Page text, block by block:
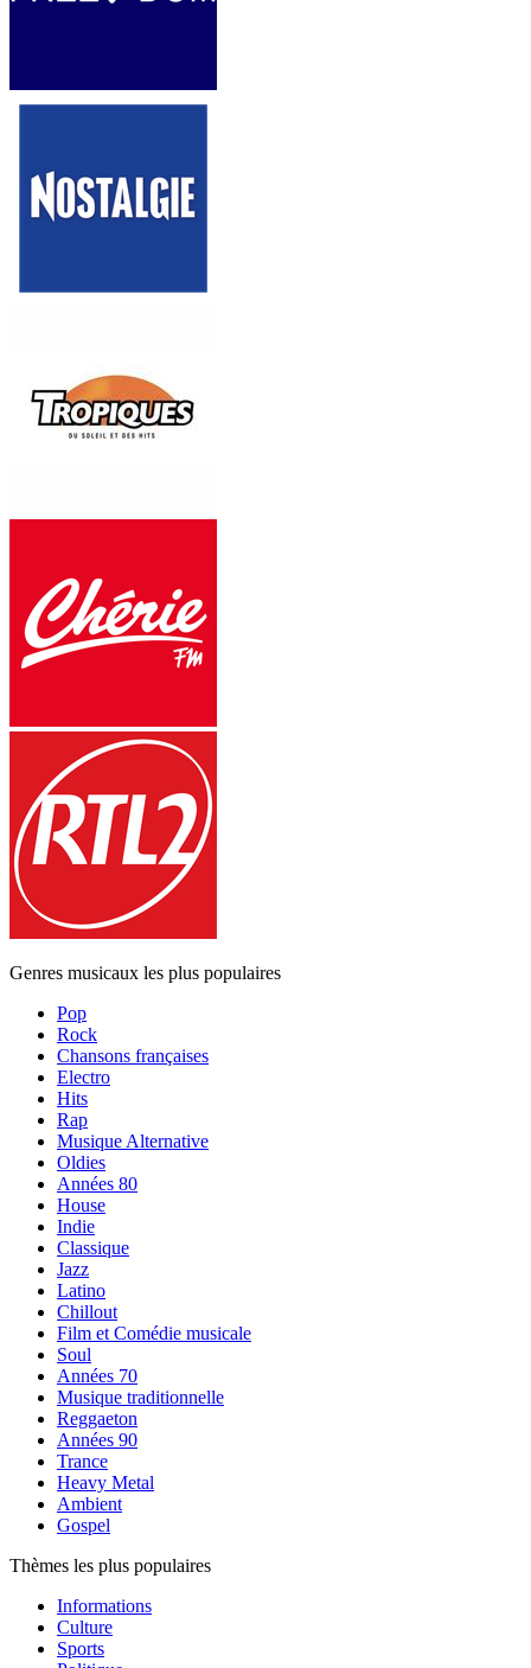
Genres musicaux les plus populaires
Pop
Rock
Chansons françaises
Electro
Hits
Rap
Musique Alternative
Oldies
Années 80
House
Indie
Classique
Jazz
Latino
Chillout
Film et Comédie musicale
Soul
Années 70
Musique traditionnelle
Reggaeton
Années 90
Trance
Heavy Metal
Ambient
Gospel
Thèmes les plus populaires
Informations
Culture
Sports